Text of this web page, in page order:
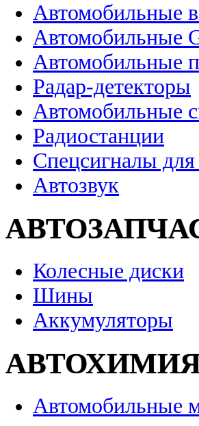
Автомобильные
Автомобильные
Автомобильные
Радар-детекторы
Автомобильные
Радиостанции
Спецсигналы
Автозвук
Колесные диски
Шины
Аккумуляторы
Автомобильные